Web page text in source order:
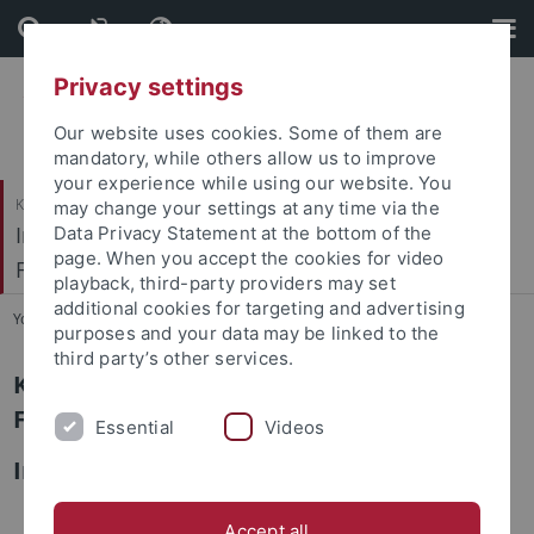
Skip
to
content
Skip
to
footer
Katholisch-Theologische Fakultät
Institut für Ökumenische und Interreligiöse
Forschung
You are here: Startseite ... Kooperationen
Kooperationen der Jüdisch-Islamischen
Forschungsstelle
International und national
Bar Ilan Universität (Prof. Hanoch Ben-Paz)
Privacy settings
Our website uses cookies. Some of them are
mandatory, while others allow us to improve
your experience while using our website. You
may change your settings at any time via the
Data Privacy Statement at the bottom of the
page. When you accept the cookies for video
playback, third-party providers may set
additional cookies for targeting and advertising
purposes and your data may be linked to the
third party’s other services.
Essential Videos